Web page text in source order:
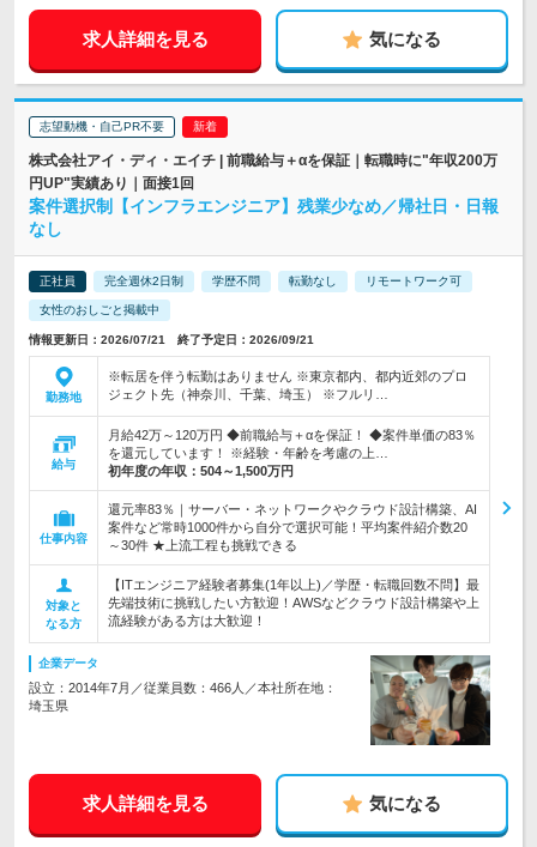
求人詳細を見る 気になる
志望動機・自己PR不要
株式会社アイ・ディ・エイチ | 前職給与＋αを保証｜転職時に"年収200万
円UP"実績あり｜面接1回
案件選択制【インフラエンジニア】残業少なめ／帰社日・日報
なし
正社員 完全週休2日制 学歴不問 転勤なし リモートワーク可
女性のおしごと掲載中
情報更新日：2026/07/21 終了予定日：2026/09/21
勤務地
※転居を伴う転勤はありません ※東京都内、都内近郊のプロ
ジェクト先（神奈川、千葉、埼玉） ※フルリ…
給与
月給42万～120万円 ◆前職給与＋αを保証！ ◆案件単価の83％
を還元しています！ ※経験・年齢を考慮の上…
初年度の年収： 504～1,500万円
仕事内容
還元率83％｜サーバー・ネットワークやクラウド設計構築、AI
案件など常時1000件から自分で選択可能！平均案件紹介数20
～30件 ★上流工程も挑戦できる
対象と
なる方
【ITエンジニア経験者募集(1年以上)／学歴・転職回数不問】最
先端技術に挑戦したい方歓迎！AWSなどクラウド設計構築や上
流経験がある方は大歓迎！
企業データ
設立：2014年7月／従業員数：466人／本社所在地：
埼玉県
求人詳細を見る 気になる